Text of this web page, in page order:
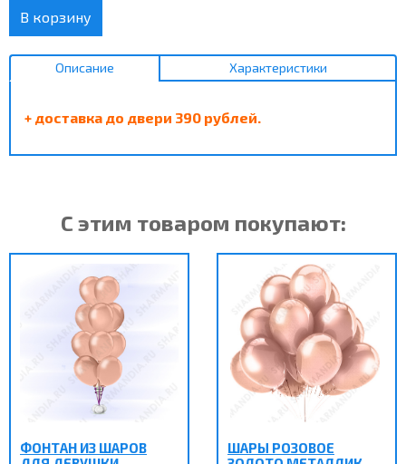
В корзину
Описание Характеристики
+ доставка до двери 390 рублей.
С этим товаром покупают:
ФОНТАН ИЗ ШАРОВ
ШАРЫ РОЗОВОЕ